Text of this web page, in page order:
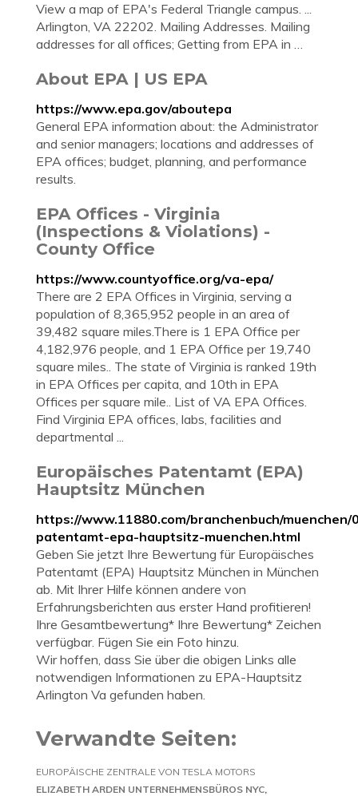
View a map of EPA's Federal Triangle campus. ...
Arlington, VA 22202. Mailing Addresses. Mailing
addresses for all offices; Getting from EPA in …
About EPA | US EPA
https://www.epa.gov/aboutepa
General EPA information about: the Administrator
and senior managers; locations and addresses of
EPA offices; budget, planning, and performance
results.
EPA Offices - Virginia
(Inspections & Violations) -
County Office
https://www.countyoffice.org/va-epa/
There are 2 EPA Offices in Virginia, serving a
population of 8,365,952 people in an area of
39,482 square miles.There is 1 EPA Office per
4,182,976 people, and 1 EPA Office per 19,740
square miles.. The state of Virginia is ranked 19th
in EPA Offices per capita, and 10th in EPA
Offices per square mile.. List of VA EPA Offices.
Find Virginia EPA offices, labs, facilities and
departmental ...
Europäisches Patentamt (EPA)
Hauptsitz München
https://www.11880.com/branchenbuch/
patentamt-epa-hauptsitz-muenchen.html
Geben Sie jetzt Ihre Bewertung für Europäisches
Patentamt (EPA) Hauptsitz München in München
ab. Mit Ihrer Hilfe können andere von
Erfahrungsberichten aus erster Hand profitieren!
Ihre Gesamtbewertung* Ihre Bewertung* Zeichen
verfügbar. Fügen Sie ein Foto hinzu.
Wir hoffen, dass Sie über die obigen Links alle
notwendigen Informationen zu EPA-Hauptsitz
Arlington Va gefunden haben.
Verwandte Seiten:
EUROPÄISCHE ZENTRALE VON TESLA MOTORS
ELIZABETH ARDEN UNTERNEHMENSBÜROS NYC